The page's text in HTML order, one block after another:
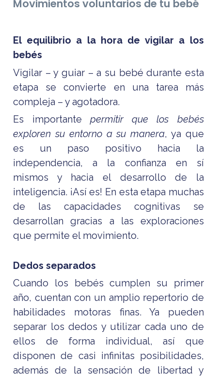
Movimientos voluntarios de tu bebé
El equilibrio a la hora de vigilar a los
bebés
Vigilar – y guiar – a su bebé durante esta
etapa se convierte en una tarea más
compleja – y agotadora.
Es importante permitir que los bebés
exploren su entorno a su manera, ya que
es un paso positivo hacia la
independencia, a la confianza en sí
mismos y hacia el desarrollo de la
inteligencia. ¡Así es! En esta etapa muchas
de las capacidades cognitivas se
desarrollan gracias a las exploraciones
que permite el movimiento.
Dedos separados
Cuando los bebés cumplen su primer
año, cuentan con un amplio repertorio de
habilidades motoras finas. Ya pueden
separar los dedos y utilizar cada uno de
ellos de forma individual, así que
disponen de casi infinitas posibilidades,
además de la sensación de libertad y